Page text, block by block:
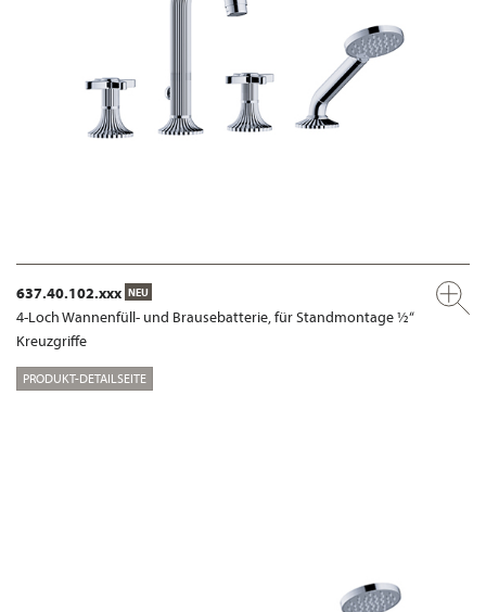
637.40.102.xxx NEU
4-Loch Wannenfüll- und Brausebatterie, für Standmontage ½“
Kreuzgriffe
PRODUKT-DETAILSEITE